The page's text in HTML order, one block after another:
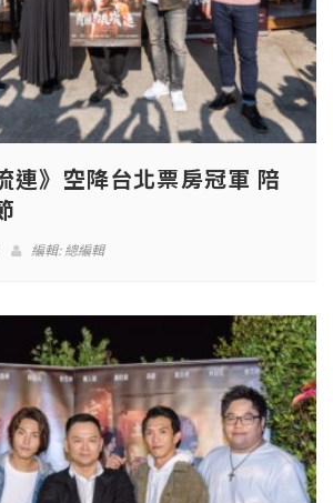
連》空降台北票房冠軍 陪
編輯:總編輯